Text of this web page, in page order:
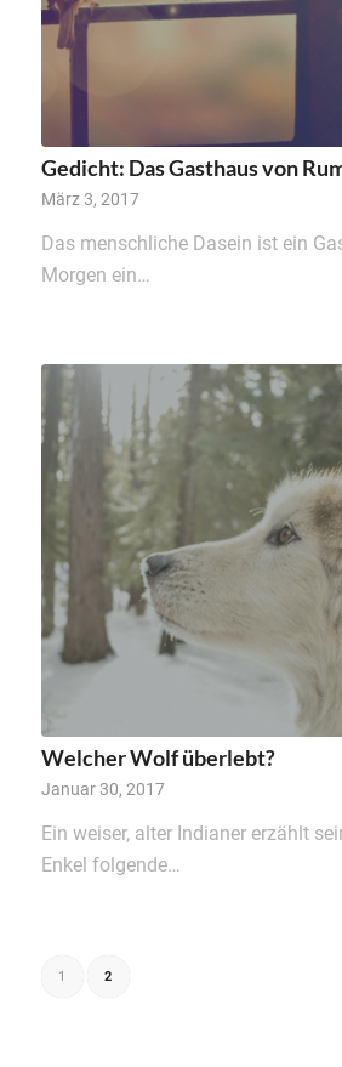
Gedicht: Das Gasthaus von
März 3, 2017
Das menschliche Dasein ist ein
Morgen ein…
Welcher Wolf überlebt?
Januar 30, 2017
Ein weiser, alter Indianer erzählt
Enkel folgende…
1 2